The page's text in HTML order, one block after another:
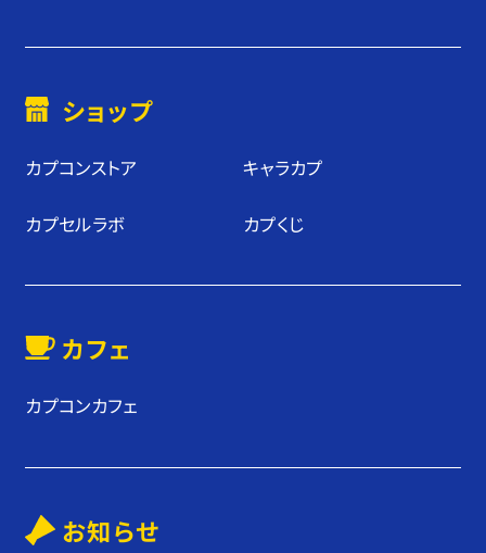
ショップ
カプコンストア キャラカプ
カプセルラボ カプくじ
カフェ
カプコンカフェ
お知らせ